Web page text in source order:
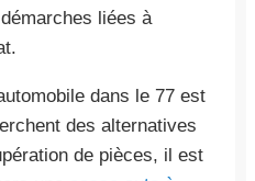
liées à
dans le 77 est
des alternatives
de pièces, il est